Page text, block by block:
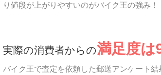
り値段が上がりやすいのがバイク王の強み！
実際の消費者からの満足度は
バイク王で査定を依頼した郵送アンケート